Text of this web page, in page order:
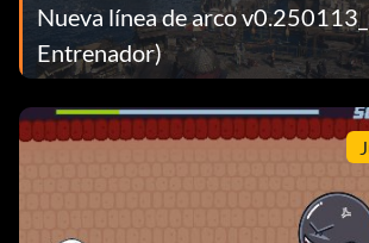
Nueva línea de arco
Entrenador)